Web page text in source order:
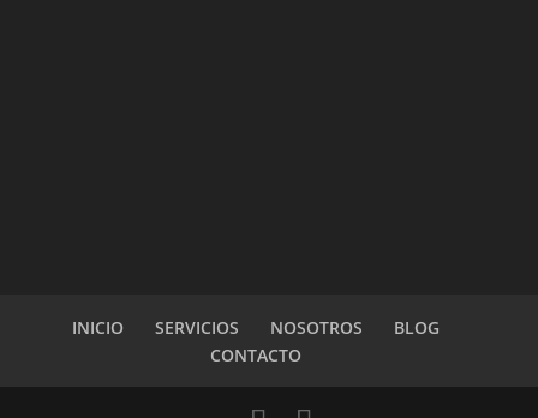
INICIO SERVICIOS NOSOTROS
BLOG
CONTACTO